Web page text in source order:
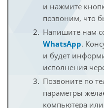
и нажмите
позвоним, что
Напишите нам
WhatsApp.
и будет
исполнения
Позвоните по
параметры
компьютера